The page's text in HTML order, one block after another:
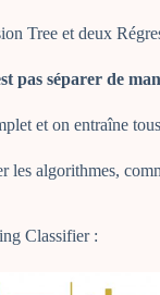
Tree et deux
pas séparer de
et on entraîne
les algorithmes,
Classifier :